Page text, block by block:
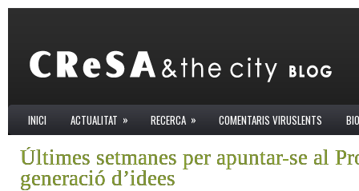
INICI ACTUALITAT » RECERCA » COMENTARIS VIRUSLENTS
Últimes setmanes per apuntar-se al
generació d’idees